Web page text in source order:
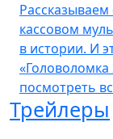
кассовом
в истории. И
«Головоломка
посмотреть
Трейлеры